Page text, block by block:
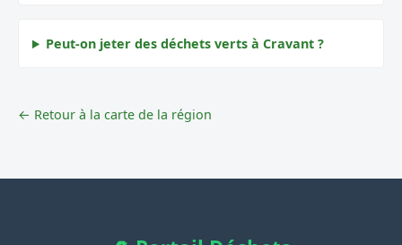
Peut-on jeter des déchets verts à Cravant ?
← Retour à la carte de la région